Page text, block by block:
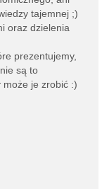
tajemnej ;)
oraz dzielenia
prezentujemy,
są to
może je zrobić :)